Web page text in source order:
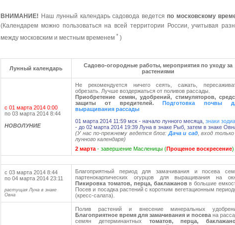
ВНИМАНИЕ! Наш лунный календарь садовода ведется по московскому
(Календарем можно пользоваться на всей территории России, учитывая
между московским и местным временем * )
Лунный календарь
Садово-огородные работы, мероприятия по уходу за
растениями
с 01 марта 2014 0:00
по 03 марта 2014 8:44
НОВОЛУНИЕ
Не рекомендуется ничего сеять, сажать,
обрезать. Лучше воздержаться от поливов рассады.
Приобретение семян, удобрений, стимуляторов,
защиты от вредителей.Подготовка почвы
выращивания рассады
01 марта 2014 11:59 мск - начало лунного месяца, знаки
- до 02 марта 2014 19:39 Луна в знаке Рыб, затем в знаке
(У нас по-прежнему ведется блог: Дача и сад, вход только
лунного календаря)
2 марта - завершение Масленицы (Прощеное воскресение)
с 03 марта 2014 8:44
по 04 марта 2014 23:11
растущая Луна в знаке
Овна
Благоприятный период для замачивания и посева
партенокарпических огурцов для выращивания на
Пикировка томатов, перца, баклажановв большие
Посев и посадка растений с коротким вегетационным
(кресс-салата).
Полив растений и внесение минеральных
Благоприятное время для замачивания и посева на
семян детерминантных томатов, перца,